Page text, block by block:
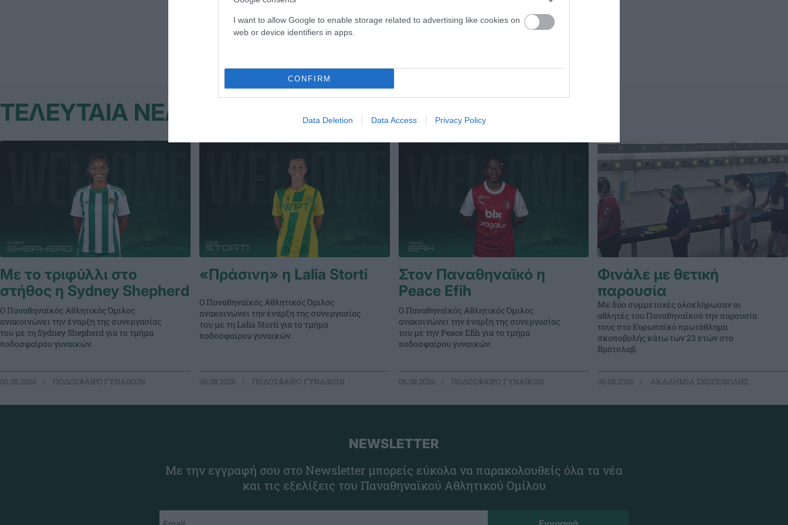
I want to allow Google to enable storage related to advertising like cookies on
web or device identifiers in apps.
CONFIRM
Data Deletion Data Access Privacy Policy
Μεταμόρφωσης.
ΤΕΛΕΥΤΑΙΑ ΝΕΑ
Με το τριφύλλι στο
στήθος η Sydney Shepherd
Ο Παναθηναϊκός Αθλητικός Όμιλος
ανακοινώνει την έναρξη της συνεργασίας
του με τη Sydney Shepherd για το τμήμα
ποδοσφαίρου γυναικών.
06.08.2026 ΠΟΔΟΣΦΑΙΡΟ ΓΥΝΑΙΚΩΝ
«Πράσινη» η Lalia Storti
Ο Παναθηναϊκός Αθλητικός Όμιλος
ανακοινώνει την έναρξη της συνεργασίας
του με τη Lalia Storti για το τμήμα
ποδοσφαίρου γυναικών.
06.08.2026 ΠΟΔΟΣΦΑΙΡΟ ΓΥΝΑΙΚΩΝ
Στον Παναθηναϊκό η
Peace Efih
Ο Παναθηναϊκός Αθλητικός Όμιλος
ανακοινώνει την έναρξη της συνεργασίας
του με την Peace Efih για το τμήμα
ποδοσφαίρου γυναικών.
06.08.2026 ΠΟΔΟΣΦΑΙΡΟ ΓΥΝΑΙΚΩΝ
Φινάλε με θετική
παρουσία
Με δύο συμμετοχές ολοκλήρωσαν οι
αθλητές του Παναθηναϊκού την παρουσία
τους στο Ευρωπαϊκό πρωτάθλημα
σκοποβολής κάτω των 23 ετών στο
Βρότσλαβ.
06.08.2026 ΑΚΑΔΗΜΙΑ ΣΚΟΠΟΒΟΛΗΣ
NEWSLETTER
Με την εγγραφή σου στο Newsletter μπορείς εύκολα να παρακολουθείς όλα τα νέα
και τις εξελίξεις του Παναθηναϊκού Αθλητικού Ομίλου